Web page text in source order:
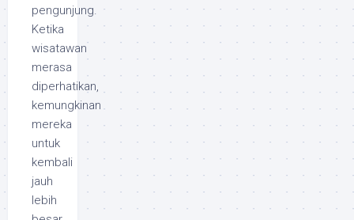
pengunjung.
Ketika
wisatawan
merasa
diperhatikan,
kemungkinan
mereka
untuk
kembali
jauh
lebih